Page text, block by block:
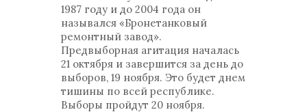
1987 году и до 2004 года он
назывался «Бронетанковый
ремонтный завод».
Предвыборная агитация началась
21 октября и завершится за день до
выборов, 19 ноября. Это будет днем
тишины по всей республике.
Выборы пройдут 20 ноября.